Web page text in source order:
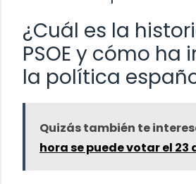
¿Cuál es la
PSOE y cómo ha
la política
Quizás también te
hora se puede votar el 23